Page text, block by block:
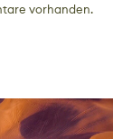
vorhanden.